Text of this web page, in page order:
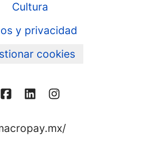
Cultura
y privacidad
cookies